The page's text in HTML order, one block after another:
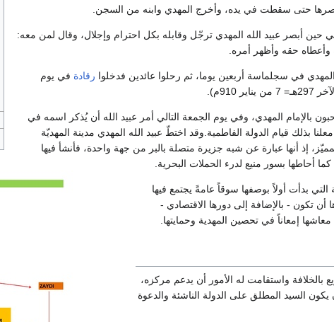
حتى سقطت في يده، وأخرج المهدي وابنه من السجن.
حين أبصر عبيد الله المهدي ترجّل وقابله بكل احترام وإجلال، وقال لمن معه:
وأعطاه حقه وأظهر أمره.
المهدي في سجلماسة أربعين يوما، ثم رحلوا عائدين فدخلوا رقادة في يوم
بالإمام المهدي، وفي يوم الجمعة التالي أمر عبيد الله أن يُذكر اسمه في
بذلك قيام الدولة الفاطمية.وقد اختطّ عبيد الله المهدي مدينة المهديّة
إذ أنها عبارة عن شبه جزيرة متصلة بالبر من جهة واحدة، فأنشأ فيها
أحاطها بسور منيع لدرء الحملات البحرية.
بدأت أولاً بوصفها سوقاً عامةً يجتمع فيها
أن تكون - بالإضافة إلى دورها الاقتصادي -
إمعاناً في تحصين المهدية وحمايتها.
بالخلافة واستقامت له الأمور أن يدعم مركزه،
السيد المطلق على الدولة الناشئة والدعوة